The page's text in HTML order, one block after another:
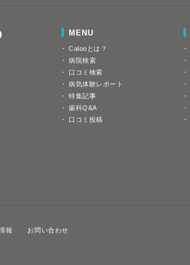
MENU
Calooとは？
病院検索
口コミ検索
病気体験レポート
特集記事
歯科Q&A
口コミ投稿
報 お問い合わせ